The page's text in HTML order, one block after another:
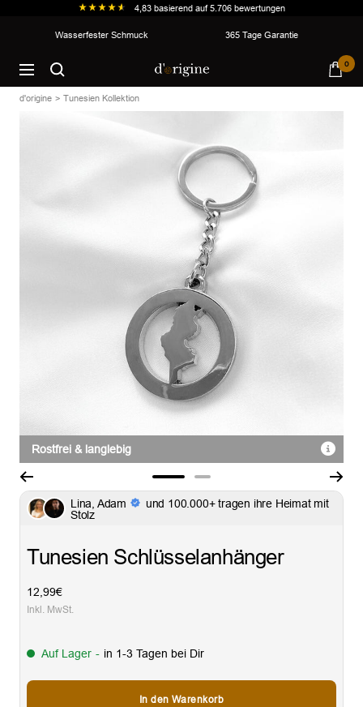
4,83 basierend auf5.706 bewertungen
Inhalt
Wasserfester Schmuck 365 Tage Garantie
Navigation
d'origine 0
d'origine Tunesien Kollektion
Rostfrei & langlebig
Slide
Slide
Lina, Adam
und 100.000+ tragen ihre Heimat mit
Stolz
Tunesien Schlüsselanhänger
Angebotspreis
12,99€
Inkl. MwSt.
Auf Lager - in 1-3 Tagen bei Dir
In den Warenkorb